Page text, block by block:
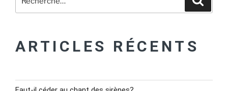
ARTICLES RÉCENTS